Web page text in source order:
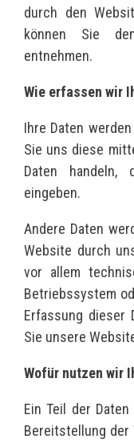
durch den
können Sie
entnehmen.
Wie erfassen wir
Ihre Daten
Sie uns diese
Daten handeln,
eingeben.
Andere Daten
Website durch
vor allem
Betriebssystem
Erfassung dieser
Sie unsere
Wofür nutzen wir
Ein Teil der
Bereitstellung der